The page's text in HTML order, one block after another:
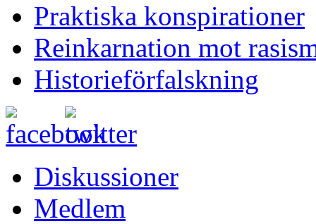
Praktiska konspirationer
Reinkarnation mot
Historieförfalskning
Diskussioner
Medlem